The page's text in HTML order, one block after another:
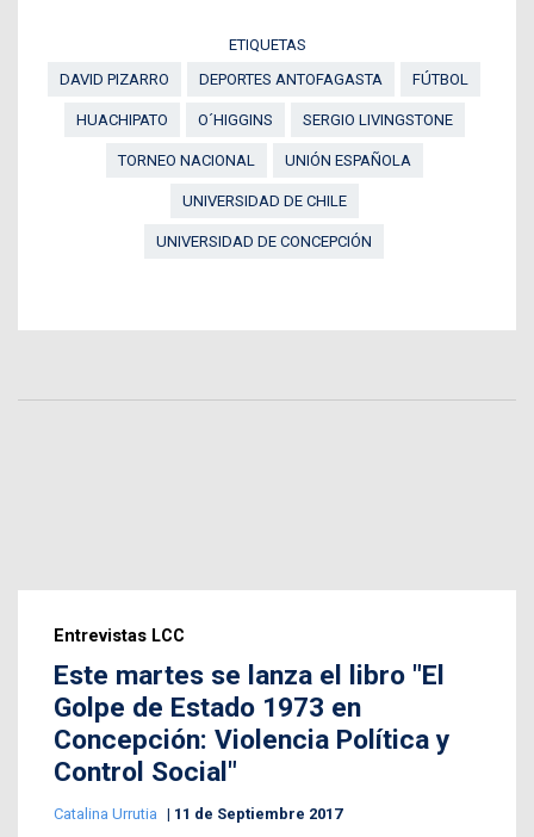
ETIQUETAS
DAVID PIZARRO
DEPORTES ANTOFAGASTA FÚTBOL
HUACHIPATO O´HIGGINS SERGIO LIVINGSTONE
TORNEO NACIONAL UNIÓN ESPAÑOLA
UNIVERSIDAD DE CHILE
UNIVERSIDAD DE CONCEPCIÓN
Entrevistas LCC
Este martes se lanza el libro "El
Golpe de Estado 1973 en
Concepción: Violencia Política y
Control Social"
Catalina Urrutia 11 de Septiembre 2017